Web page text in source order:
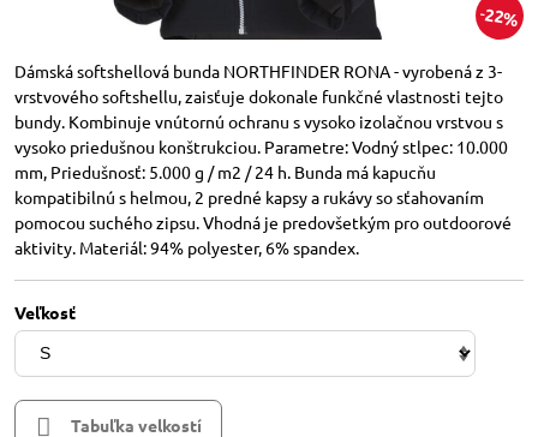
22%
Dámská softshellová bunda NORTHFINDER RONA - vyrobená z 3-
vrstvového softshellu, zaisťuje dokonale funkčné vlastnosti tejto
bundy. Kombinuje vnútornú ochranu s vysoko izolačnou vrstvou s
vysoko priedušnou konštrukciou. Parametre: Vodný stlpec: 10.000
mm, Priedušnosť: 5.000 g / m2 / 24 h. Bunda má kapucňu
kompatibilnú s helmou, 2 predné kapsy a rukávy so sťahovaním
pomocou suchého zipsu. Vhodná je predovšetkým pro outdoorové
aktivity. Materiál: 94% polyester, 6% spandex.
Veľkosť
Tabuľka velkostí